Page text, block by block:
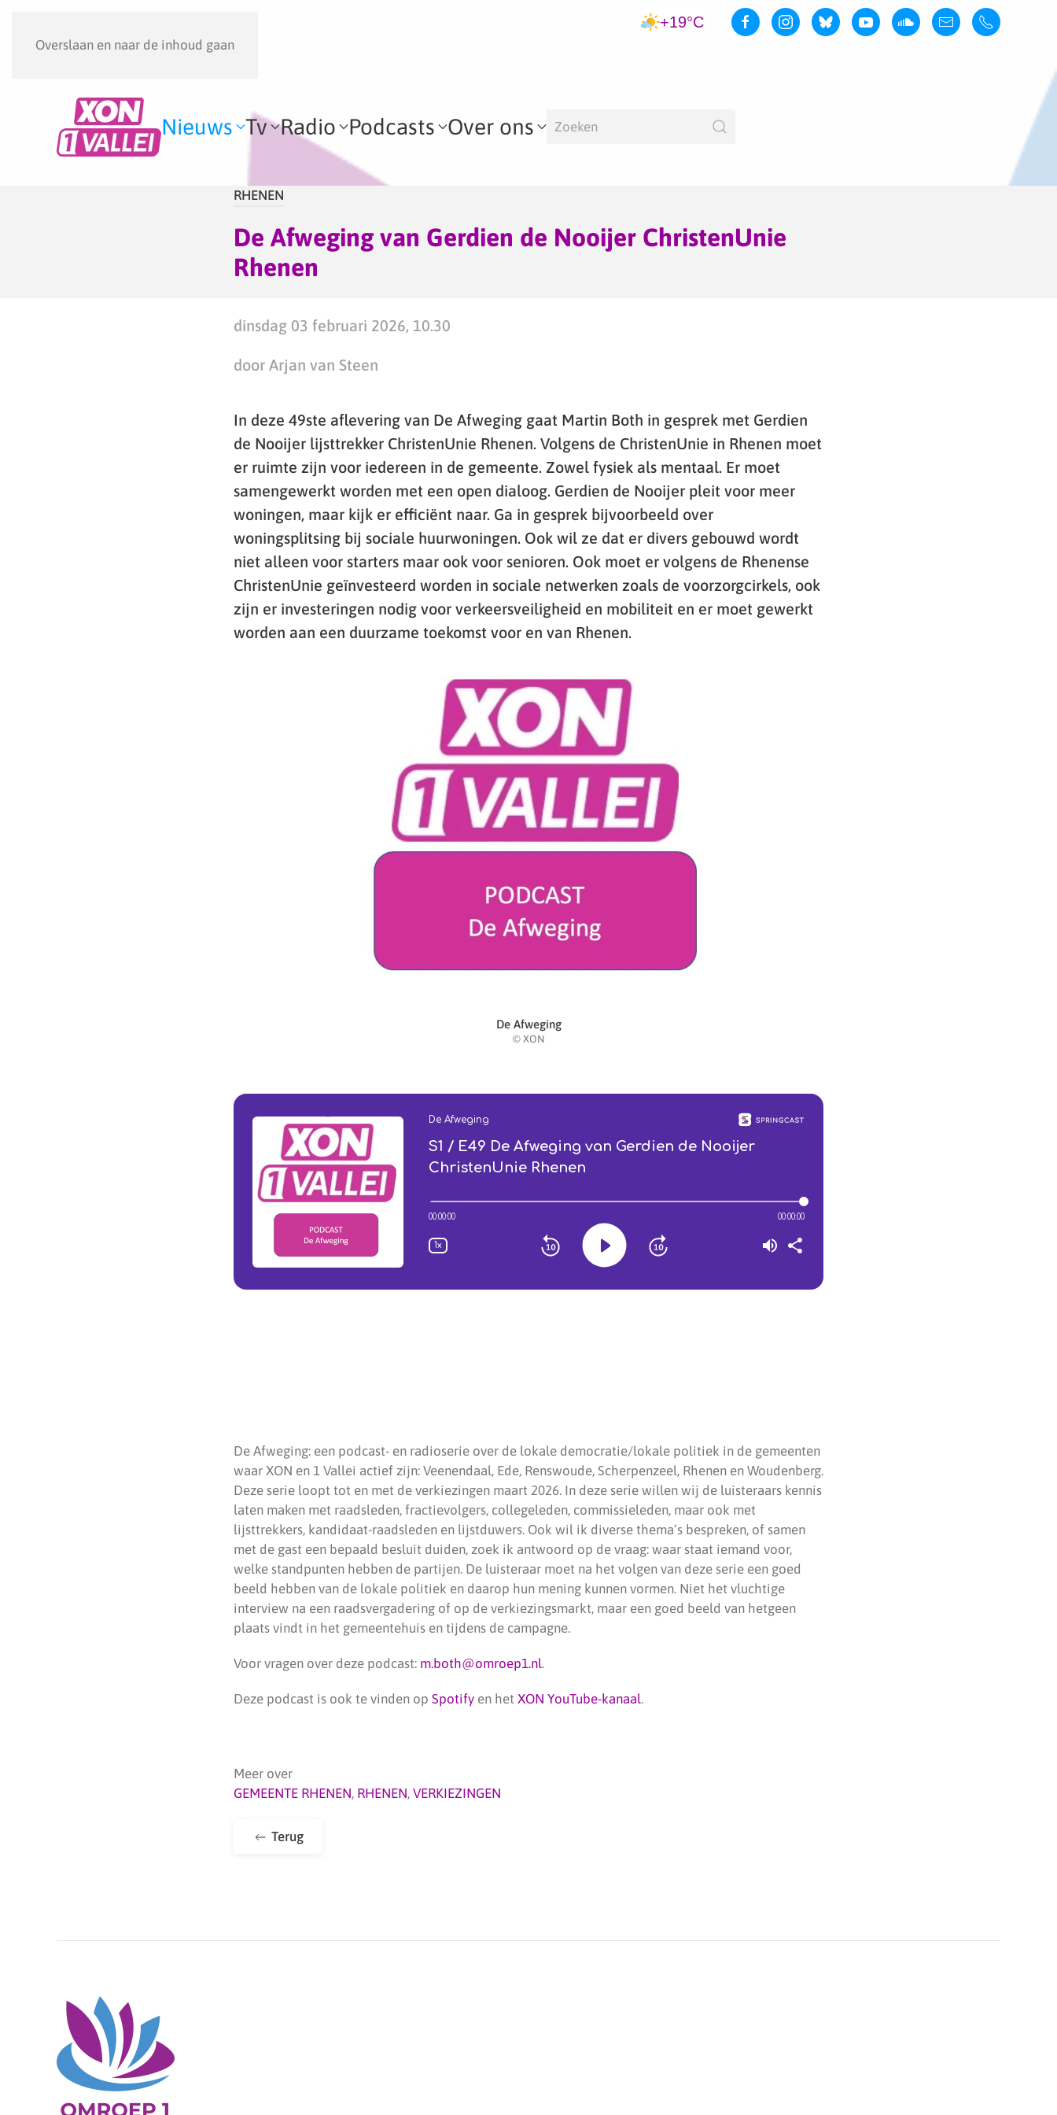
Overslaan en naar de inhoud gaan
+19°C
Nieuws Tv Radio Podcasts Over ons
RHENEN
De Afweging van Gerdien de Nooijer ChristenUnie
Rhenen
dinsdag 03 februari 2026, 10.30
door Arjan van Steen
In deze 49ste aflevering van De Afweging gaat Martin Both in gesprek met Gerdien
de Nooijer lijsttrekker ChristenUnie Rhenen. Volgens de ChristenUnie in Rhenen moet
er ruimte zijn voor iedereen in de gemeente. Zowel fysiek als mentaal. Er moet
samengewerkt worden met een open dialoog. Gerdien de Nooijer pleit voor meer
woningen, maar kijk er efficiënt naar. Ga in gesprek bijvoorbeeld over
woningsplitsing bij sociale huurwoningen. Ook wil ze dat er divers gebouwd wordt
niet alleen voor starters maar ook voor senioren. Ook moet er volgens de Rhenense
ChristenUnie geïnvesteerd worden in sociale netwerken zoals de voorzorgcirkels, ook
zijn er investeringen nodig voor verkeersveiligheid en mobiliteit en er moet gewerkt
worden aan een duurzame toekomst voor en van Rhenen.
De Afweging
© XON
De Afweging: een podcast- en radioserie over de lokale democratie/lokale politiek in de gemeenten
waar XON en 1 Vallei actief zijn: Veenendaal, Ede, Renswoude, Scherpenzeel, Rhenen en Woudenberg.
Deze serie loopt tot en met de verkiezingen maart 2026. In deze serie willen wij de luisteraars kennis
laten maken met raadsleden, fractievolgers, collegeleden, commissieleden, maar ook met
lijsttrekkers, kandidaat-raadsleden en lijstduwers. Ook wil ik diverse thema’s bespreken, of samen
met de gast een bepaald besluit duiden, zoek ik antwoord op de vraag: waar staat iemand voor,
welke standpunten hebben de partijen. De luisteraar moet na het volgen van deze serie een goed
beeld hebben van de lokale politiek en daarop hun mening kunnen vormen. Niet het vluchtige
interview na een raadsvergadering of op de verkiezingsmarkt, maar een goed beeld van hetgeen
plaats vindt in het gemeentehuis en tijdens de campagne.
Voor vragen over deze podcast: m.both@omroep1.nl.
Deze podcast is ook te vinden op Spotify en het XON YouTube-kanaal.
Meer over
GEMEENTE RHENEN, RHENEN, VERKIEZINGEN
Terug